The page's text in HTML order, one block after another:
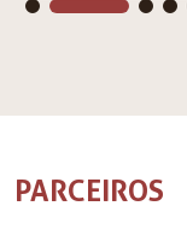
PARCEIROS